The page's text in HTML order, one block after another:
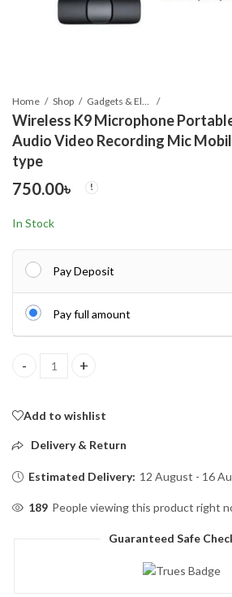
Home Shop
Wireless K9 Microphone
Audio Video Recording Mic
type
750.00৳
In Stock
Pay Deposit
Pay full amount
Wireless K9 Microphone Portable
Add to wishlist
Delivery & Return
Estimated Delivery: 12 August - 16
189 People viewing this product right
Guaranteed Safe